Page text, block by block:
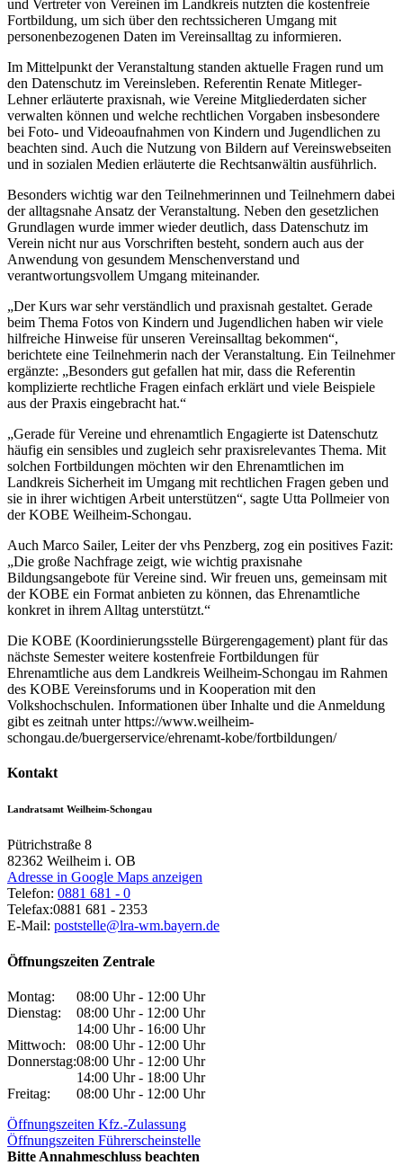
und Vertreter von Vereinen im Landkreis nutzten die kostenfreie
Fortbildung, um sich über den rechtssicheren Umgang mit
personenbezogenen Daten im Vereinsalltag zu informieren.
Im Mittelpunkt der Veranstaltung standen aktuelle Fragen rund um
den Datenschutz im Vereinsleben. Referentin Renate Mitleger-
Lehner erläuterte praxisnah, wie Vereine Mitgliederdaten sicher
verwalten können und welche rechtlichen Vorgaben insbesondere
bei Foto- und Videoaufnahmen von Kindern und Jugendlichen zu
beachten sind. Auch die Nutzung von Bildern auf Vereinswebseiten
und in sozialen Medien erläuterte die Rechtsanwältin ausführlich.
Besonders wichtig war den Teilnehmerinnen und Teilnehmern dabei
der alltagsnahe Ansatz der Veranstaltung. Neben den gesetzlichen
Grundlagen wurde immer wieder deutlich, dass Datenschutz im
Verein nicht nur aus Vorschriften besteht, sondern auch aus der
Anwendung von gesundem Menschenverstand und
verantwortungsvollem Umgang miteinander.
„Der Kurs war sehr verständlich und praxisnah gestaltet. Gerade
beim Thema Fotos von Kindern und Jugendlichen haben wir viele
hilfreiche Hinweise für unseren Vereinsalltag bekommen“,
berichtete eine Teilnehmerin nach der Veranstaltung. Ein Teilnehmer
ergänzte: „Besonders gut gefallen hat mir, dass die Referentin
komplizierte rechtliche Fragen einfach erklärt und viele Beispiele
aus der Praxis eingebracht hat.“
„Gerade für Vereine und ehrenamtlich Engagierte ist Datenschutz
häufig ein sensibles und zugleich sehr praxisrelevantes Thema. Mit
solchen Fortbildungen möchten wir den Ehrenamtlichen im
Landkreis Sicherheit im Umgang mit rechtlichen Fragen geben und
sie in ihrer wichtigen Arbeit unterstützen“, sagte Utta Pollmeier von
der KOBE Weilheim-Schongau.
Auch Marco Sailer, Leiter der vhs Penzberg, zog ein positives Fazit:
„Die große Nachfrage zeigt, wie wichtig praxisnahe
Bildungsangebote für Vereine sind. Wir freuen uns, gemeinsam mit
der KOBE ein Format anbieten zu können, das Ehrenamtliche
konkret in ihrem Alltag unterstützt.“
Die KOBE (Koordinierungsstelle Bürgerengagement) plant für das
nächste Semester weitere kostenfreie Fortbildungen für
Ehrenamtliche aus dem Landkreis Weilheim-Schongau im Rahmen
des KOBE Vereinsforums und in Kooperation mit den
Volkshochschulen. Informationen über Inhalte und die Anmeldung
gibt es zeitnah unter https://www.weilheim-
schongau.de/buergerservice/ehrenamt-kobe/fortbildungen/
Kontakt
Landratsamt Weilheim-Schongau
Pütrichstraße 8
82362 Weilheim i. OB
Adresse in Google Maps anzeigen
Telefon: 0881 681 - 0
Telefax:0881 681 - 2353
E-Mail: poststelle@lra-wm.bayern.de
Öffnungszeiten Zentrale
Montag:
08:00 Uhr - 12:00 Uhr
Dienstag:
08:00 Uhr - 12:00 Uhr
14:00 Uhr - 16:00 Uhr
Mittwoch:
08:00 Uhr - 12:00 Uhr
Donnerstag:08:00 Uhr - 12:00 Uhr
14:00 Uhr - 18:00 Uhr
Freitag:
08:00 Uhr - 12:00 Uhr
Öffnungszeiten Kfz.-Zulassung
Öffnungszeiten Führerscheinstelle
Bitte Annahmeschluss beachten